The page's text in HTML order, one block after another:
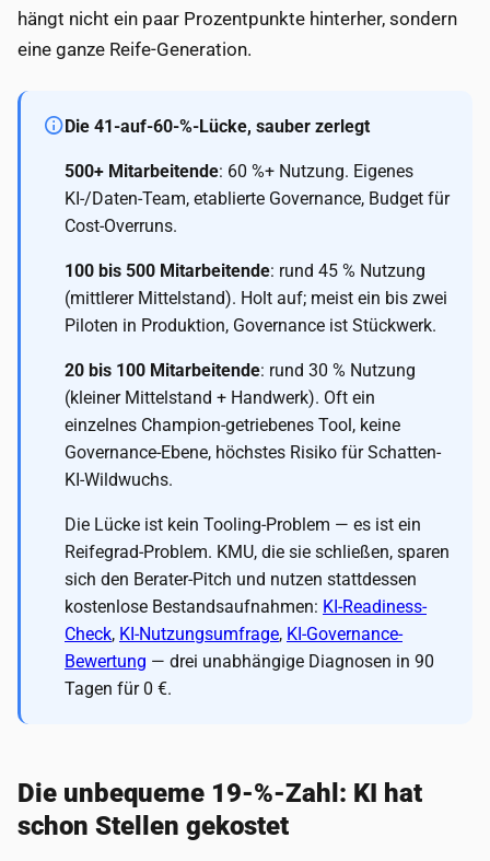
hängt nicht ein paar Prozentpunkte hinterher, sondern
eine ganze Reife-Generation.
Die 41-auf-60-%-Lücke, sauber zerlegt
500+ Mitarbeitende: 60 %+ Nutzung. Eigenes
KI-/Daten-Team, etablierte Governance, Budget für
Cost-Overruns.
100 bis 500 Mitarbeitende: rund 45 % Nutzung
(mittlerer Mittelstand). Holt auf; meist ein bis zwei
Piloten in Produktion, Governance ist Stückwerk.
20 bis 100 Mitarbeitende: rund 30 % Nutzung
(kleiner Mittelstand + Handwerk). Oft ein
einzelnes Champion-getriebenes Tool, keine
Governance-Ebene, höchstes Risiko für Schatten-
KI-Wildwuchs.
Die Lücke ist kein Tooling-Problem — es ist ein
Reifegrad-Problem. KMU, die sie schließen, sparen
sich den Berater-Pitch und nutzen stattdessen
kostenlose Bestandsaufnahmen: KI-Readiness-
Check, KI-Nutzungsumfrage, KI-Governance-
Bewertung — drei unabhängige Diagnosen in 90
Tagen für 0 €.
Die unbequeme 19-%-Zahl: KI hat
schon Stellen gekostet